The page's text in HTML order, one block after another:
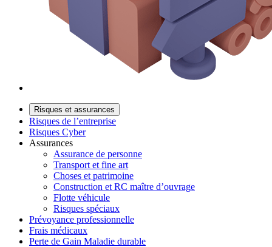
Risques et assurances
Risques de l’entreprise
Risques Cyber
Assurances
Assurance de personne
Transport et fine art
Choses et patrimoine
Construction et RC maître d’ouvrage
Flotte véhicule
Risques spéciaux
Prévoyance professionnelle
Frais médicaux
Perte de Gain Maladie durable